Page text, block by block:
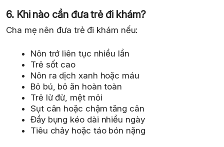
6. Khi nào cần đưa trẻ đi khám?
Cha mẹ nên đưa trẻ đi khám nếu:
Nôn trớ liên tục nhiều lần
Trẻ sốt cao
Nôn ra dịch xanh hoặc máu
Bỏ bú, bỏ ăn hoàn toàn
Trẻ lừ đừ, mệt mỏi
Sụt cân hoặc chậm tăng cân
Đầy bụng kéo dài nhiều ngày
Tiêu chảy hoặc táo bón nặng